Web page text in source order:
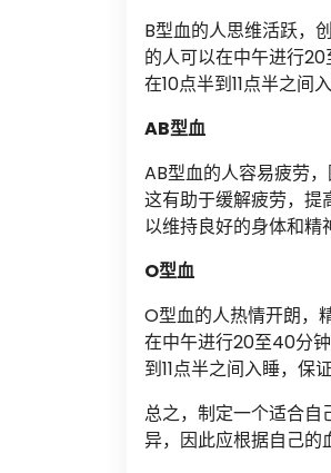
B型血的人思维活跃，
的人可以在中午进行
在10点半到11点半之间
AB型血
AB型血的人容易疲劳
这有助于缓解疲劳，提
以维持良好的身体和精
O型血
O型血的人热情开朗，
在中午进行20至40分
到11点半之间入睡，保
总之，制定一个适合自
异，因此应根据自己的